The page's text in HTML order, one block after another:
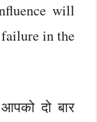
will
in the
दो बार